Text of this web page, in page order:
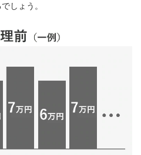
しょう。